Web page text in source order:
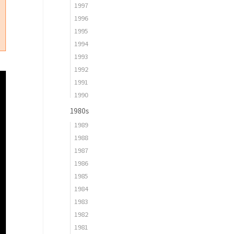
1997
1996
1995
1994
1993
1992
1991
1990
1980s
1989
1988
1987
1986
1985
1984
1983
1982
1981